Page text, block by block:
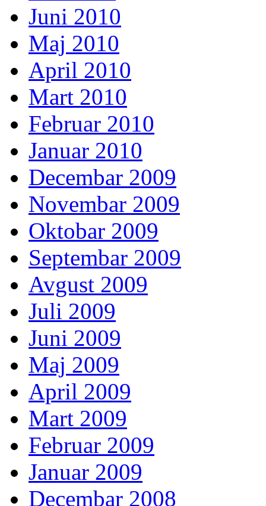
Juni 2010
Maj 2010
April 2010
Mart 2010
Februar 2010
Januar 2010
Decembar 2009
Novembar 2009
Oktobar 2009
Septembar 2009
Avgust 2009
Juli 2009
Juni 2009
Maj 2009
April 2009
Mart 2009
Februar 2009
Januar 2009
Decembar 2008